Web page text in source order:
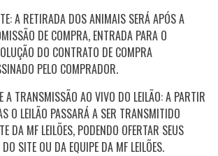
A RETIRADA DOS ANIMAIS SERÁ APÓS A
DE COMPRA, ENTRADA PARA O
DO CONTRATO DE COMPRA
PELO COMPRADOR.
A TRANSMISSÃO AO VIVO DO LEILÃO: A PARTIR
O LEILÃO PASSARÁ A SER TRANSMITIDO
DA MF LEILÕES, PODENDO OFERTAR SEUS
SITE OU DA EQUIPE DA MF LEILÕES.